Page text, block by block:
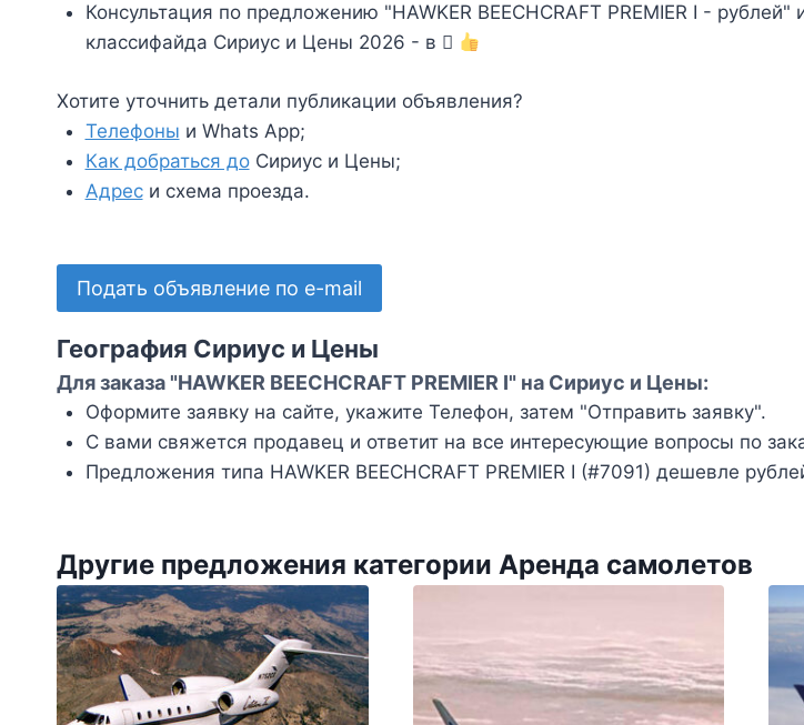
Консультация по предложению "HAWKER BEECHCRAFT PREMIER I -
классифайда Сириус и Цены 2026 - в
Хотите уточнить детали публикации объявления?
Телефоны и Whats App;
Как добраться доСириус и Цены;
Адреси схема проезда.
Подать объявление по e-mail
География Сириус и Цены
Для заказа "HAWKER BEECHCRAFT PREMIER I" на Сириус и Цены:
Оформите заявку на сайте, укажите Телефон, затем "Отправить заявку".
С вами свяжется продавец и ответит на все интересующие вопросы по
Предложения типа HAWKER BEECHCRAFT PREMIER I (#7091) дешевле
Другие предложения категории Аренда самолетов